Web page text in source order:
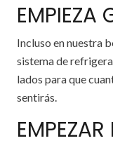
EMPIEZA
Incluso en nuestra
sistema de
lados para que
sentirás.
EMPEZAR